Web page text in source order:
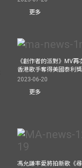
更多
《創作者的派對》MV
香港歌手奪得美國泰利
2023-06-20
更多
馮允謙率愛將拍新歌《